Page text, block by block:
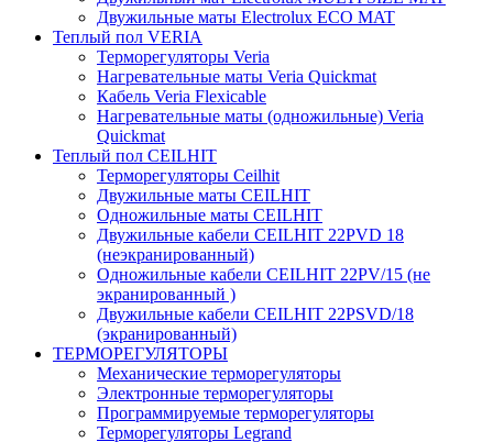
Двужильные маты Electrolux ECO MAT
Теплый пол VERIA
Терморегуляторы Veria
Нагревательные маты Veria Quickmat
Кабель Veria Flexicable
Нагревательные маты (одножильные) Veria
Quickmat
Теплый пол CEILHIT
Терморегуляторы Ceilhit
Двужильные маты CEILHIT
Одножильные маты CEILHIT
Двужильные кабели CEILHIT 22PVD 18
(неэкранированный)
Одножильные кабели CEILHIT 22PV/15 (не
экранированный )
Двужильные кабели CEILHIT 22PSVD/18
(экранированный)
ТЕРМОРЕГУЛЯТОРЫ
Механические терморегуляторы
Электронные терморегуляторы
Программируемые терморегуляторы
Терморегуляторы Legrand